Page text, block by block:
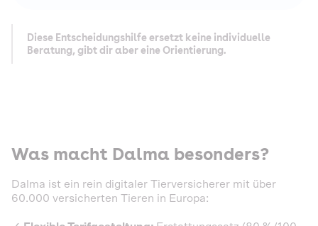
Diese Entscheidungshilfe ersetzt keine individuelle
Beratung, gibt dir aber eine Orientierung.
Was macht Dalma besonders?
Dalma ist ein rein digitaler Tierversicherer mit über
60.000 versicherten Tieren in Europa: